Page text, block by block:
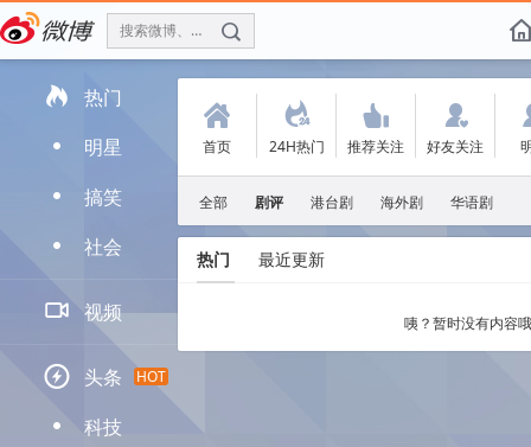
搜索微博、找人 f
 热门
D 明星
D 搞笑
D 社会
 视频
 头条 HOT
D 科技
(
首页
.
24H热门
'
推荐关注
:
好友关注
全部 剧评 港台剧 海外剧 华语剧
热门 最近更新
咦？暂时没有内容